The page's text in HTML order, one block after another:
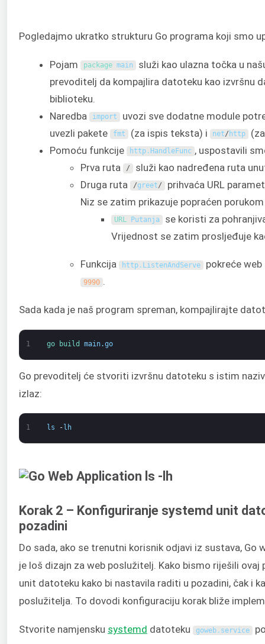
Pogledajmo ukratko strukturu Go programa koji smo
Pojam package main služi kao ulazna točka u
prevoditelj da kompajlira datoteku kao izvršnu
biblioteku.
Naredba
import uvozi sve dodatne module
uvezli pakete
fmt (za ispis teksta) i net/ http
Pomoću funkcije
http. HandleFunc , uspostavili
Prva ruta
/ služi kao nadređena ruta
Druga ruta
/greet/ prihvaća URL
Niz se zatim prikazuje popraćen
URL Putanja se koristi za
Vrijednost se zatim prosljeđuje
Funkcija http. ListenAndServe pokreće web
9990 .
Sada kada je naš program spreman, kompajlirajte
1 go build main.go
Go prevoditelj će stvoriti izvršnu datoteku s istim
izlaz:
1 ls - lh
Korak 2 – Konfiguriranje systemd unit
pozadini
Do sada, ako se trenutni korisnik odjavi iz sustava, Go
je loš dizajn za web poslužitelj. Kako bismo riješili
unit datoteku kako bi nastavila raditi u pozadini, čak i
poslužitelja. To dovodi konfiguraciju korak bliže
Stvorite namjensku systemd datoteku goweb. service